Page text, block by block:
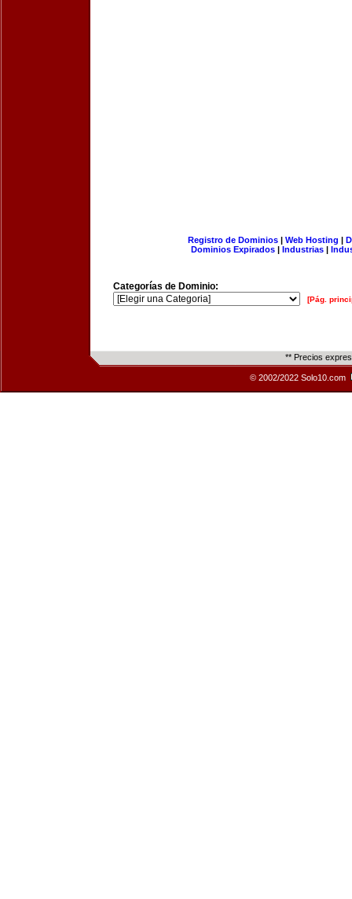
Registro de Dominios| Web Hosting |
Dominios Expirados | Industrias |
Categorías de Dominio:
[Pág.
** Precios
© 2002/2022 Solo10.com